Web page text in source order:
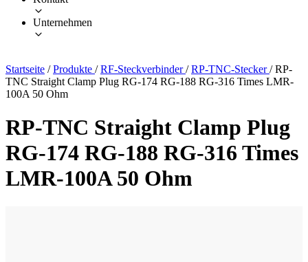
Unternehmen
Startseite / Produkte / RF-Steckverbinder/ RP-TNC-Stecker/ RP-
TNC Straight Clamp Plug RG-174 RG-188 RG-316 Times LMR-
100A 50 Ohm
RP-TNC Straight Clamp Plug
RG-174 RG-188 RG-316 Times
LMR-100A 50 Ohm